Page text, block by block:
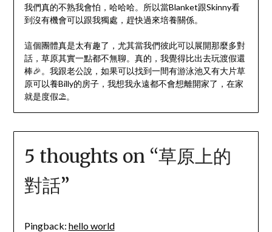
我們真的不熟我會怕，哈哈哈。所以當Blanket跟Skinny看
到沒有機會可以跟我獨處，趕快過來培養關係。
這個團體真是太有趣了，尤其當我們彼此可以展開那麼多對
話，草原其實一點都不無聊。真的，我覺得比出去玩渡假還
棒🎉。我跟老公說，如果可以找到一間有游泳池又有大片草
原可以養Billy的房子，我想我永遠都不會想離開家了，在家
就是度假⛱️。
5 thoughts on “草原上的
對話”
Pingback: hello world